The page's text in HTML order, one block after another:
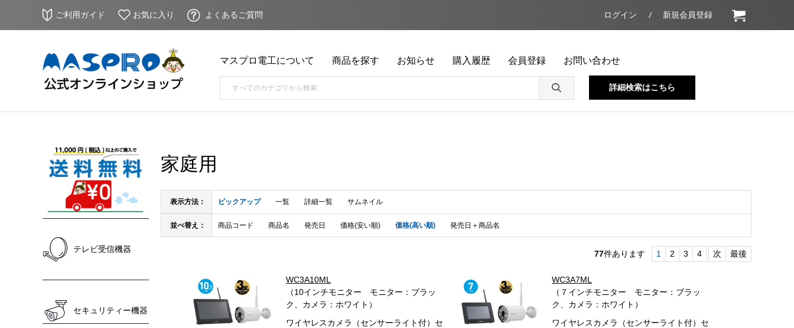
ご利用ガイド お気に入り よくあるご質問 ログイン 新規会員登録
マスプロ電工について 商品を探す お知らせ 購入履歴 会員登録 お問い合わせ
詳細検索はこちら
テレビ受信機器
セキュリティー機器
家庭用
表示方法： ピックアップ 一覧 詳細一覧 サムネイル
並べ替え： 商品コード 商品名 発売日 価格(安い順) 価格(高い順) 発売日＋商品名
77件あります 1 2 3 4 次 最後
WC3A10ML
（10インチモニター モニター：ブラッ
ク、カメラ：ホワイト）
ワイヤレスカメラ（センサーライト付）セ
WC3A7ML
（７インチモニター モニター：ブラッ
ク、カメラ：ホワイト）
ワイヤレスカメラ（センサーライト付）セ